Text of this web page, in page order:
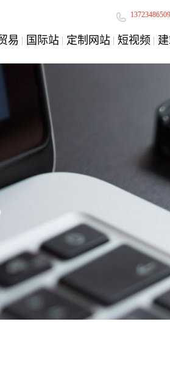
13723486509
易 国际站 定制网站 短视频